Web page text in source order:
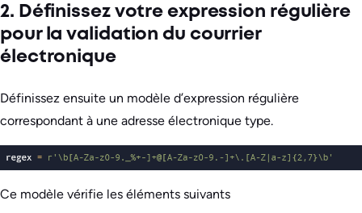
2. Définissez votre expression régulière
pour la validation du courrier
électronique
Définissez ensuite un modèle d’expression régulière
correspondant à une adresse électronique type.
Ce modèle vérifie les éléments suivants